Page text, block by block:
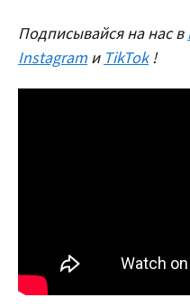
Подписывайся на нас в
Instagram и TikTok !